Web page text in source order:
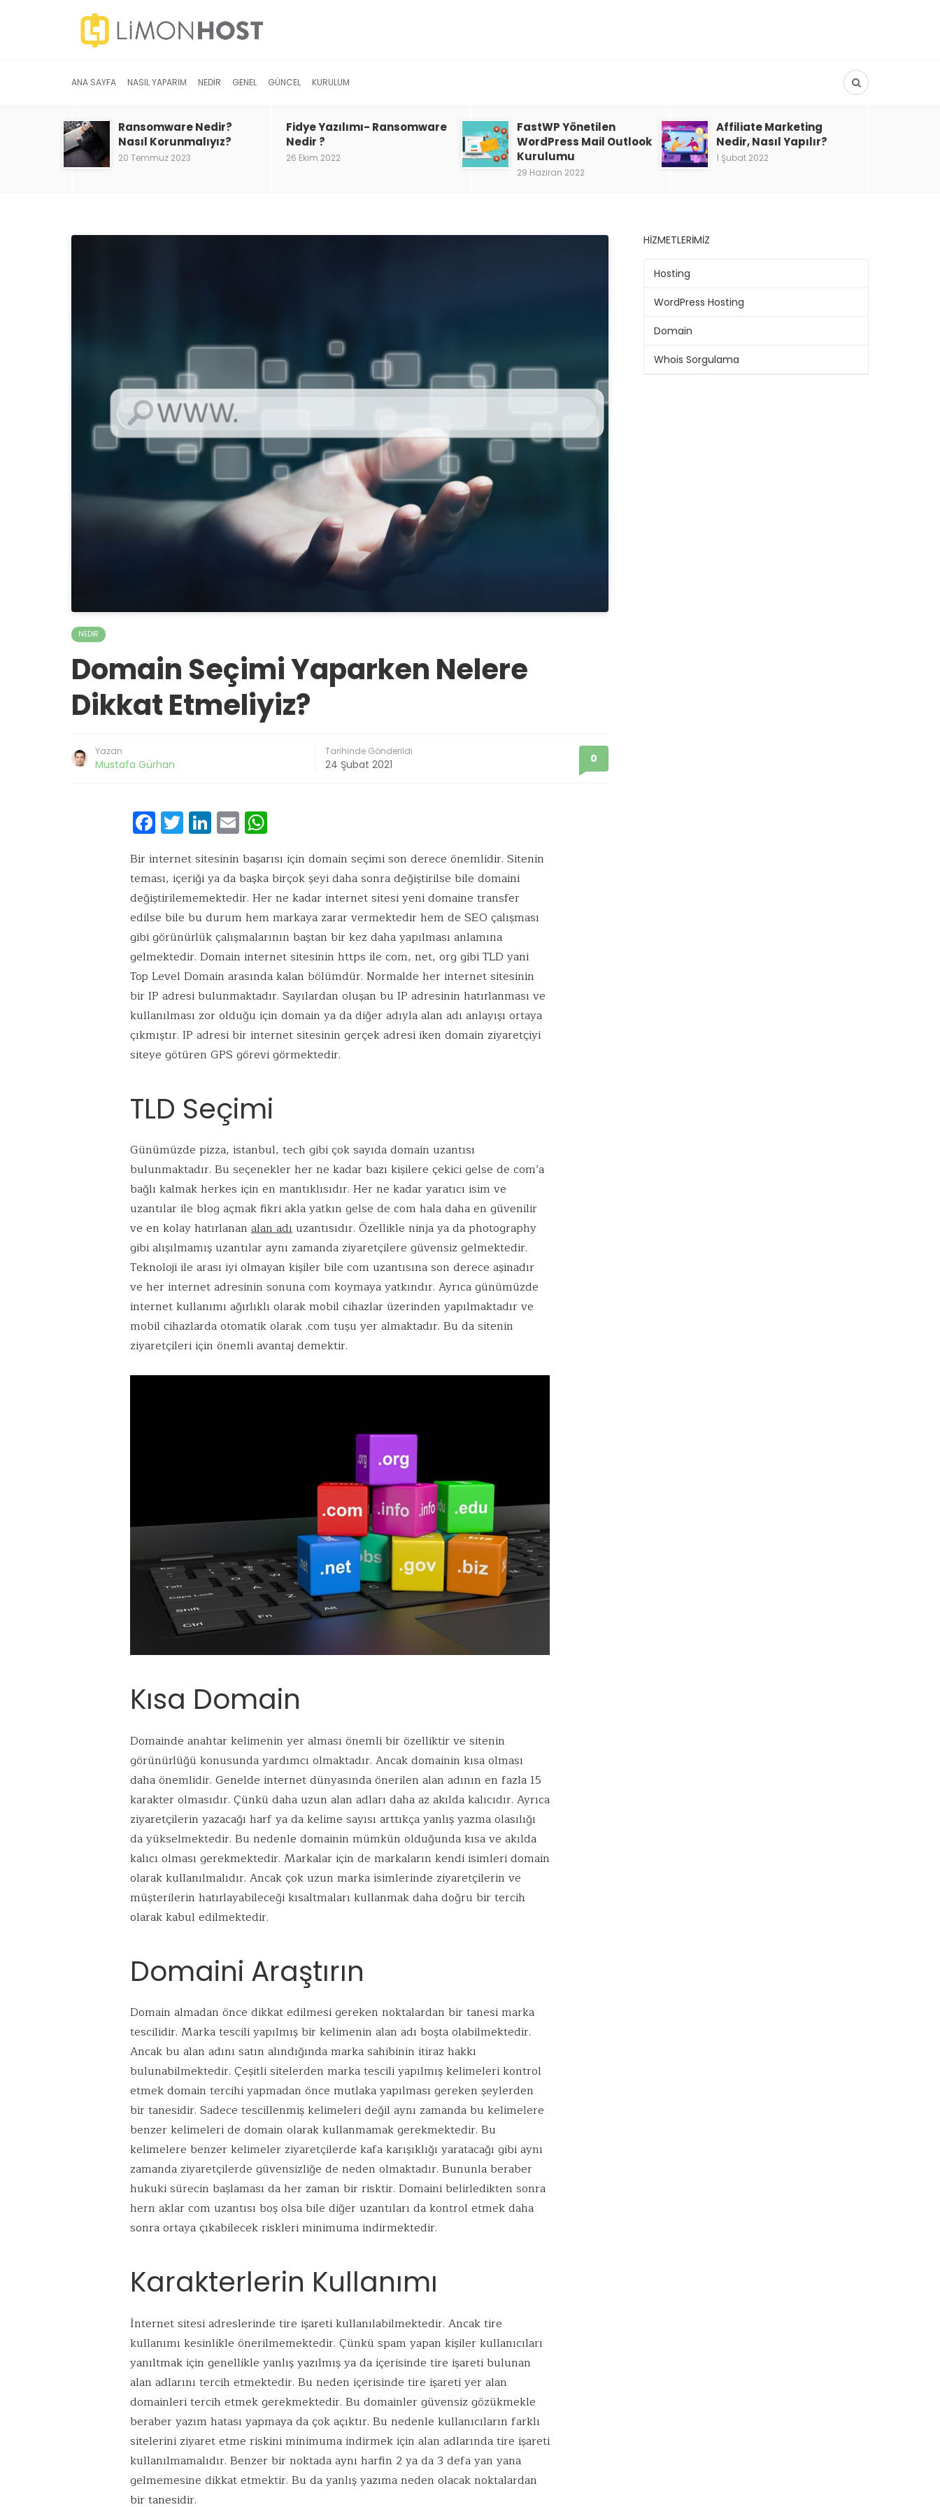
ANA SAYFA NASIL YAPARIM NEDIR GENEL GÜNCEL KURULUM
Ransomware Nedir?
Nasıl Korunmalıyız?
20 Temmuz 2023
Fidye Yazılımı- Ransomware
Nedir ?
26 Ekim 2022
FastWP Yönetilen
WordPress Mail Outlook
Kurulumu
29 Haziran 2022
Affiliate Marketing
Nedir, Nasıl Yapılır?
1 Şubat 2022
NEDIR
Domain Seçimi Yaparken Nelere
Dikkat Etmeliyiz?
Yazan
Mustafa Gürhan
Tarihinde Gönderildi
24 Şubat 2021 0
F
ac
e
b
o
o
k
T
w
it
te
r
Li
n
k
e
dI
n
E
m
ai
l
at
s
A
p
p
Bir internet sitesinin başarısı için domain seçimi son derece önemlidir. Sitenin
teması, içeriği ya da başka birçok şeyi daha sonra değiştirilse bile domaini
değiştirilememektedir. Her ne kadar internet sitesi yeni domaine transfer
edilse bile bu durum hem markaya zarar vermektedir hem de SEO çalışması
gibi görünürlük çalışmalarının baştan bir kez daha yapılması anlamına
gelmektedir. Domain internet sitesinin https ile com, net, org gibi TLD yani
Top Level Domain arasında kalan bölümdür. Normalde her internet sitesinin
bir IP adresi bulunmaktadır. Sayılardan oluşan bu IP adresinin hatırlanması ve
kullanılması zor olduğu için domain ya da diğer adıyla alan adı anlayışı ortaya
çıkmıştır. IP adresi bir internet sitesinin gerçek adresi iken domain ziyaretçiyi
siteye götüren GPS görevi görmektedir.
TLD Seçimi
Günümüzde pizza, istanbul, tech gibi çok sayıda domain uzantısı
bulunmaktadır. Bu seçenekler her ne kadar bazı kişilere çekici gelse de com’a
bağlı kalmak herkes için en mantıklısıdır. Her ne kadar yaratıcı isim ve
uzantılar ile blog açmak fikri akla yatkın gelse de com hala daha en güvenilir
ve en kolay hatırlanan alan adıuzantısıdır. Özellikle ninja ya da photography
gibi alışılmamış uzantılar aynı zamanda ziyaretçilere güvensiz gelmektedir.
Teknoloji ile arası iyi olmayan kişiler bile com uzantısına son derece aşinadır
ve her internet adresinin sonuna com koymaya yatkındır. Ayrıca günümüzde
internet kullanımı ağırlıklı olarak mobil cihazlar üzerinden yapılmaktadır ve
mobil cihazlarda otomatik olarak .com tuşu yer almaktadır. Bu da sitenin
ziyaretçileri için önemli avantaj demektir.
Kısa Domain
Domainde anahtar kelimenin yer alması önemli bir özelliktir ve sitenin
görünürlüğü konusunda yardımcı olmaktadır. Ancak domainin kısa olması
daha önemlidir. Genelde internet dünyasında önerilen alan adının en fazla 15
karakter olmasıdır. Çünkü daha uzun alan adları daha az akılda kalıcıdır. Ayrıca
ziyaretçilerin yazacağı harf ya da kelime sayısı arttıkça yanlış yazma olasılığı
da yükselmektedir. Bu nedenle domainin mümkün olduğunda kısa ve akılda
kalıcı olması gerekmektedir. Markalar için de markaların kendi isimleri domain
olarak kullanılmalıdır. Ancak çok uzun marka isimlerinde ziyaretçilerin ve
müşterilerin hatırlayabileceği kısaltmaları kullanmak daha doğru bir tercih
olarak kabul edilmektedir.
Domaini Araştırın
Domain almadan önce dikkat edilmesi gereken noktalardan bir tanesi marka
tescilidir. Marka tescili yapılmış bir kelimenin alan adı boşta olabilmektedir.
Ancak bu alan adını satın alındığında marka sahibinin itiraz hakkı
bulunabilmektedir. Çeşitli sitelerden marka tescili yapılmış kelimeleri kontrol
etmek domain tercihi yapmadan önce mutlaka yapılması gereken şeylerden
bir tanesidir. Sadece tescillenmiş kelimeleri değil aynı zamanda bu kelimelere
benzer kelimeleri de domain olarak kullanmamak gerekmektedir. Bu
kelimelere benzer kelimeler ziyaretçilerde kafa karışıklığı yaratacağı gibi aynı
zamanda ziyaretçilerde güvensizliğe de neden olmaktadır. Bununla beraber
hukuki sürecin başlaması da her zaman bir risktir. Domaini belirledikten sonra
hern aklar com uzantısı boş olsa bile diğer uzantıları da kontrol etmek daha
sonra ortaya çıkabilecek riskleri minimuma indirmektedir.
Karakterlerin Kullanımı
İnternet sitesi adreslerinde tire işareti kullanılabilmektedir. Ancak tire
kullanımı kesinlikle önerilmemektedir. Çünkü spam yapan kişiler kullanıcıları
yanıltmak için genellikle yanlış yazılmış ya da içerisinde tire işareti bulunan
alan adlarını tercih etmektedir. Bu neden içerisinde tire işareti yer alan
domainleri tercih etmek gerekmektedir. Bu domainler güvensiz gözükmekle
beraber yazım hatası yapmaya da çok açıktır. Bu nedenle kullanıcıların farklı
sitelerini ziyaret etme riskini minimuma indirmek için alan adlarında tire işareti
kullanılmamalıdır. Benzer bir noktada aynı harfin 2 ya da 3 defa yan yana
gelmemesine dikkat etmektir. Bu da yanlış yazıma neden olacak noktalardan
bir tanesidir.
HIZMETLERIMIZ
Hosting
WordPress Hosting
Domain
Whois Sorgulama